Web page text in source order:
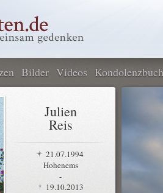
Bilder Videos Kondolenzbuch
Julien
Reis
21.07.1994
Hohenems
-
19.10.2013